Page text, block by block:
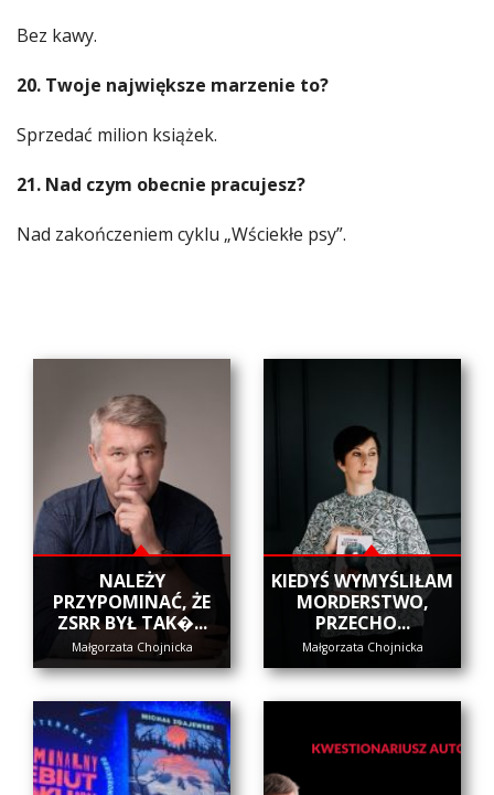
Bez kawy.
20. Twoje największe marzenie to?
Sprzedać milion książek.
21. Nad czym obecnie pracujesz?
Nad zakończeniem cyklu „Wściekłe psy”.
NALEŻY
PRZYPOMINAĆ, ŻE
ZSRR BYŁ TAK�...
Małgorzata Chojnicka
KIEDYŚ WYMYŚLIŁAM
MORDERSTWO,
PRZECHO...
Małgorzata Chojnicka